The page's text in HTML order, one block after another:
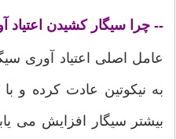
-- چرا سیگار کشیدن اعتیاد
عامل اصلی اعتیاد آوری
به نیکوتین عادت کرده و
بیشتر سیگار افزایش می